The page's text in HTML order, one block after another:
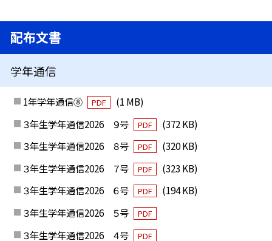
配布文書
学年通信
1年学年通信⑧ PDF
(1 MB)
３年生学年通信2026 ９号
PDF
(372 KB)
３年生学年通信2026 ８号
PDF
(320 KB)
３年生学年通信2026 ７号
PDF
(323 KB)
３年生学年通信2026 ６号
PDF
(194 KB)
３年生学年通信2026 ５号
PDF
３年生学年通信2026 ４号 PDF